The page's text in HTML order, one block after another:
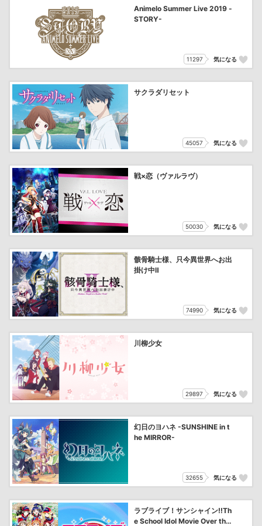
Animelo Summer Live 2019 -
STORY-
11297 気になる
サクラダリセット
45057 気になる
戦×恋（ヴァルラヴ）
50030 気になる
骸骨騎士様、只今異世界へお出
掛け中Ⅱ
74990 気になる
川柳少女
29897 気になる
幻日のヨハネ -SUNSHINE in t
he MIRROR-
32655 気になる
ラブライブ！サンシャイン!!Th
e School Idol Movie Over the